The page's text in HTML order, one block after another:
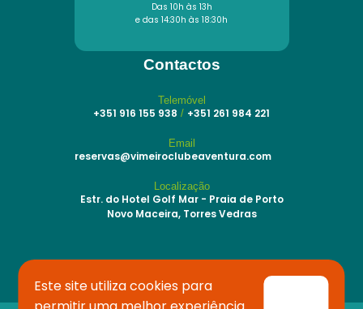
Das 10h às 13h
e das 14:30h às 18:30h
Contactos
Telemóvel
+351 916 155 938 / +351 261 984 221
Email
reservas@vimeiroclubeaventura.com
Localização
Estr. do Hotel Golf Mar - Praia de Porto
Novo Maceira, Torres Vedras
Este site utiliza cookies para